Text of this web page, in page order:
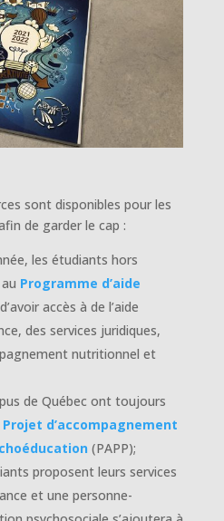
sont disponibles pour les
de garder le cap :
les étudiants hors
Programme d’aide
accès à de l’aide
des services juridiques,
nutritionnel et
de Québec ont toujours
Projet d’accompagnement
(PAPP);
proposent leurs services
et une personne-